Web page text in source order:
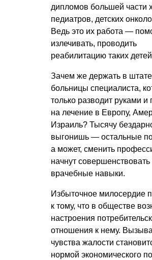
дипломов большей части
педиатров, детских
Ведь это их работа —
излечивать, проводить
реабилитацию таких
Зачем же держать в штате
больницы специалиста,
только разводит руками и
на лечение в Европу,
Израиль? Тысячу
выгонишь — остальные
а может, сменить
начнут совершенствовать
врачебные навыки.
Избыточное милосердие
к тому, что в обществе
настроения
отношения к нему.
чувства жалости
нормой экономического